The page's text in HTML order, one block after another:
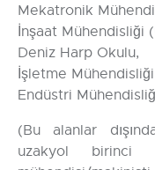
Mekatronik
İnşaat Mühendisliği
Deniz Harp Okulu,
İşletme
Endüstri
(Bu alanlar
uzakyol birinci